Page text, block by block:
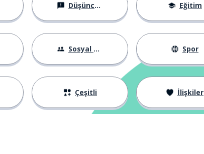
Düşünceler Eğitim
Sosyal Hayat Spor
Çeşitli İlişkiler